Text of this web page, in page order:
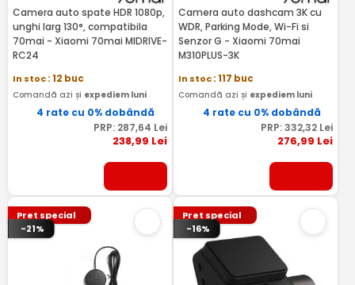
Camera auto spate HDR 1080p,
unghi larg 130°, compatibila
70mai - Xiaomi 70mai MIDRIVE-
RC24
In stoc: 12 buc
Comandă azi și expediem luni
4 rate cu 0% dobândă
PRP: 287,64 Lei
238,99 Lei
Camera auto dashcam 3K cu
WDR, Parking Mode, Wi-Fi si
Senzor G - Xiaomi 70mai
M310PLUS-3K
In stoc: 117 buc
Comandă azi și expediem luni
4 rate cu 0% dobândă
PRP:332,32 Lei
276,99 Lei
Pret special
-21%
Pret special
-16%